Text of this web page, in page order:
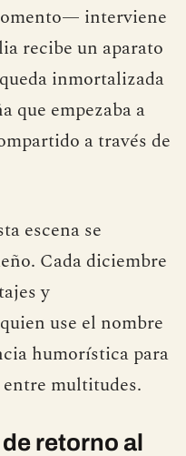
interviene
recibe un aparato
inmortalizada
que empezaba a
a través de
escena se
Cada diciembre
y
use el nombre
humorística para
multitudes.
retorno al